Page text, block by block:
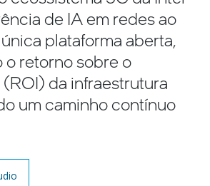
de IA em redes ao
plataforma aberta,
o retorno sobre o
da infraestrutura
um caminho contínuo